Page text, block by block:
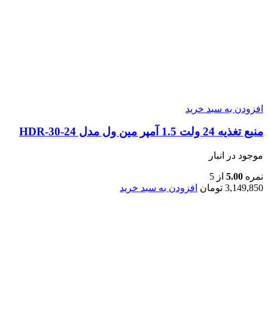
افزودن به سبد خرید
منبع تغذیه 24 ولت 1.5 آمپر مین ول مدل HDR-30-24
موجود در انبار
نمره 5.00 از 5
3,149,850 تومان افزودن به سبد خرید